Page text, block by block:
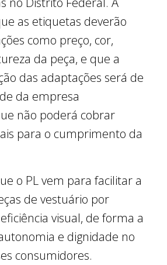
as etiquetas deverão
como preço, cor,
da peça, e que a
das adaptações será de
da empresa
não poderá cobrar
para o cumprimento da
o PL vem para facilitar a
de vestuário por
visual, de forma a
e dignidade no
consumidores.